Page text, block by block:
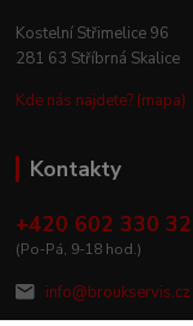
Kostelní Střimelice 96
281 63 Stříbrná Skalice
Kde nás najdete? (mapa)
Kontakty
+420 602 330
(Po-Pá, 9-18 hod.)
info@broukservis.cz